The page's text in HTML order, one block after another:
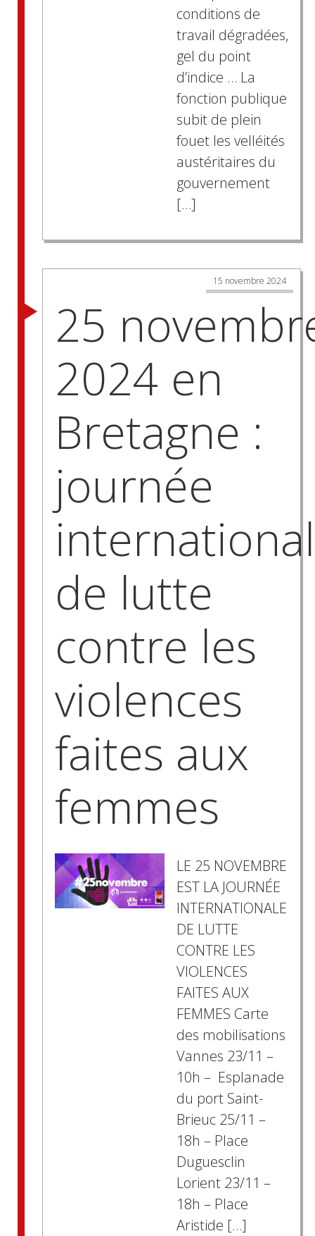
conditions de
travail dégradées,
gel du point
d’indice … La
fonction publique
subit de plein
fouet les velléités
austéritaires du
gouvernement
[…]
15 novembre 2024
25
2024 en
Bretagne :
journée
de lutte
contre les
violences
faites aux
femmes
LE 25 NOVEMBRE
EST LA JOURNÉE
INTERNATIONALE
DE LUTTE
CONTRE LES
VIOLENCES
FAITES AUX
FEMMES Carte
des mobilisations
Vannes 23/11 –
10h – Esplanade
du port Saint-
Brieuc 25/11 –
18h – Place
Duguesclin
Lorient 23/11 –
18h – Place
Aristide […]